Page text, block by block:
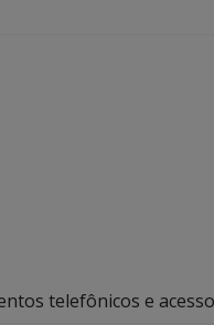
telefônicos e